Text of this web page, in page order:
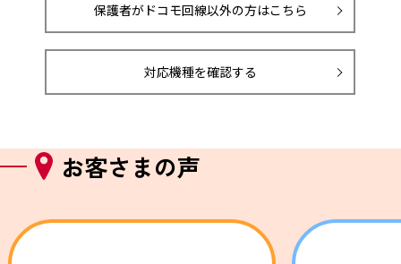
保護者がドコモ回線以外の方はこちら
対応機種を確認する
お客さまの声